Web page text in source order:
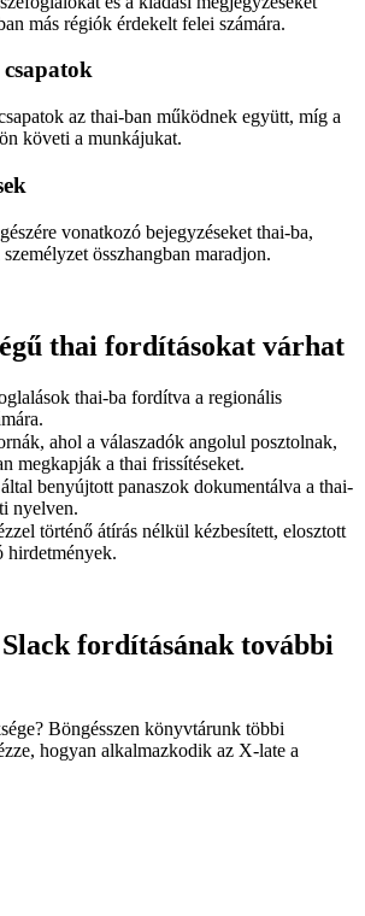
más régiók érdekelt felei számára.
az thai-ban működnek együtt, míg a
követi a munkájukat.
vonatkozó bejegyzéseket thai-ba,
összhangban maradjon.
thai fordításokat várhat
thai-ba fordítva a regionális
ahol a válaszadók angolul posztolnak,
megkapják a thai frissítéseket.
benyújtott panaszok dokumentálva a thai-
nyelven.
történő átírás nélkül kézbesített, elosztott
hirdetmények.
Slack fordításának további
Böngésszen könyvtárunk többi
hogyan alkalmazkodik az X-late a